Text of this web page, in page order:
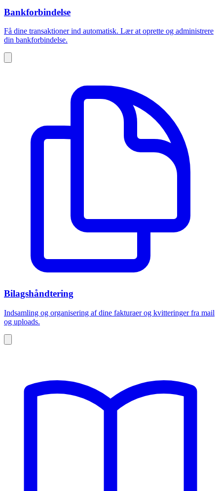
Bankforbindelse
Få dine transaktioner ind automatisk. Lær at oprette og administrere
din bankforbindelse.
Bilagshåndtering
Indsamling og organisering af dine fakturaer og kvitteringer fra mail
og uploads.